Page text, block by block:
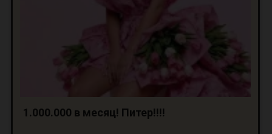
1.000.000 в месяц! Питер!!!!